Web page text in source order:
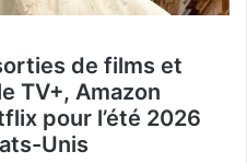
de films et
TV+, Amazon
pour l’été 2026
Unis